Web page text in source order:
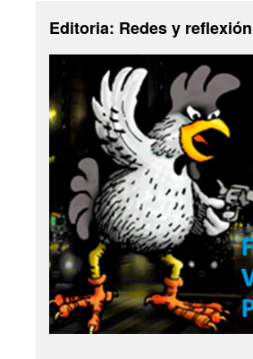
Editoria: Redes y reflexión